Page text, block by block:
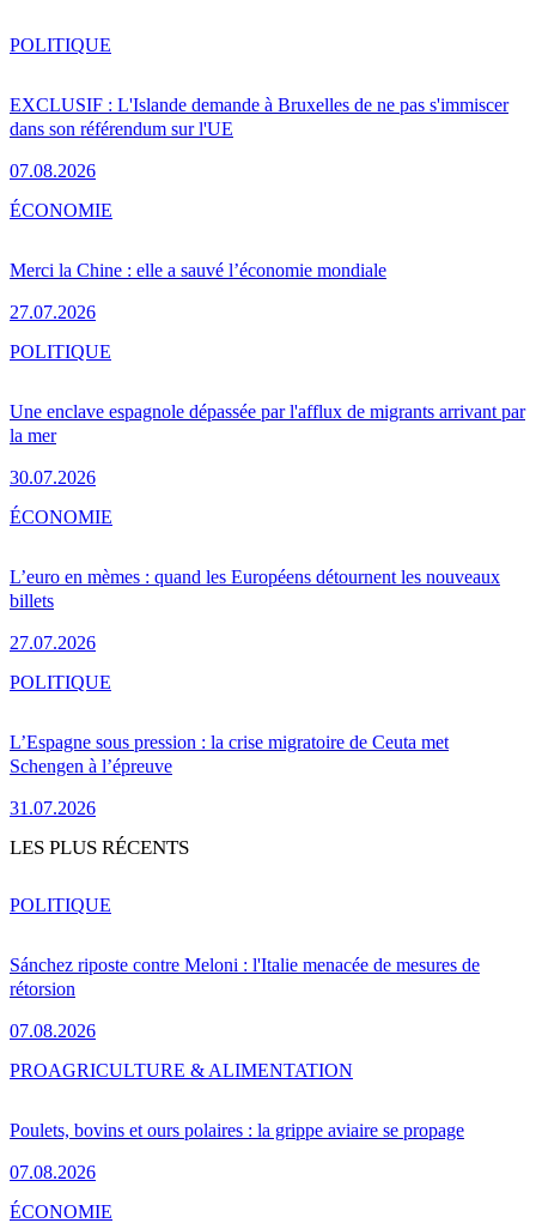
EXCLUSIF : L'Islande demande à Bruxelles de ne pas s'immiscer
dans son référendum sur l'UE
07.08.2026
POLITIQUE
Merci la Chine : elle a sauvé l’économie mondiale
27.07.2026
ÉCONOMIE
Une enclave espagnole dépassée par l'afflux de migrants arrivant par
la mer
30.07.2026
POLITIQUE
L’euro en mèmes : quand les Européens détournent les nouveaux
billets
27.07.2026
ÉCONOMIE
L’Espagne sous pression : la crise migratoire de Ceuta met
Schengen à l’épreuve
31.07.2026
POLITIQUE
LES PLUS RÉCENTS
Sánchez riposte contre Meloni : l'Italie menacée de mesures de
rétorsion
07.08.2026
POLITIQUE
Poulets, bovins et ours polaires : la grippe aviaire se propage
07.08.2026
PROAGRICULTURE & ALIMENTATION
ÉCONOMIE